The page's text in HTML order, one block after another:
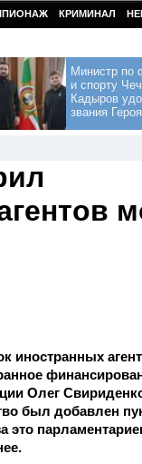
КРИМИНАЛ
Министр по
и спорту
Кадыров
звания
иностранных
Олег
был добавлен
это